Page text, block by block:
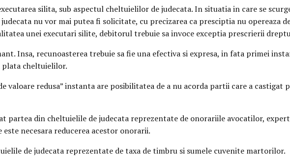
silita, sub aspectul cheltuielilor de judecata. In situatia in care se
nu vor mai putea fi solicitate, cu precizarea ca presciptia nu opereaza
unei executari silite, debitorul trebuie sa invoce exceptia prescrierii
Insa, recunoasterea trebuie sa fie una efectiva si expresa, in fata primei
plata cheltuielilor.
valoare redusa” instanta are posibilitatea de a nu acorda partii care a castigat
partea din cheltuielile de judecata reprezentate de onorariile avocatilor,
necesara reducerea acestor onorarii.
de judecata reprezentate de taxa de timbru si sumele cuvenite martorilor.